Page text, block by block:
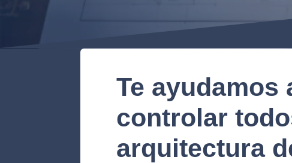
Te
controlar
arquitectura